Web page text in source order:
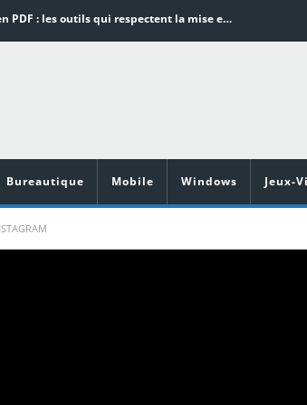
Word en PDF : les outils qui respectent la mise en page
Vidéoprojecteurs Asus : Top 6 des meilleurs modèles de la marque
Bureautique
Mobile Windows Jeux-